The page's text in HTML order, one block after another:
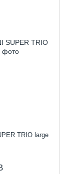
TRIO large